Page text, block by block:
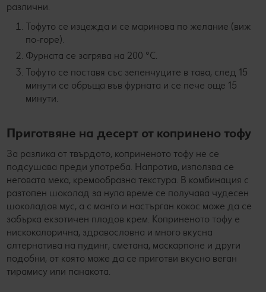
различни.
Тофуто се изцежда и се маринова по желание (виж
по-горе).
Фурната се загрява на 200 °C.
Тофуто се поставя със зеленчуците в тава, след 15
минути се обръща във фурната и се пече още 15
минути.
Приготвяне на десерт от копринено тофу
За разлика от твърдото, коприненото тофу не се
подсушава преди употреба. Напротив, използва се
неговата мека, кремообразна текстура. В комбинация с
разтопен шоколад за нула време се получава чудесен
шоколадов мус, а с манго и настърган кокос може да се
забърка екзотичен плодов крем. Коприненото тофу е
нискокалорична, здравословна и много вкусна
алтернатива на пудинг, сметана, маскарпоне и други
подобни, от която може да се приготви вкусно веган
тирамису или панакота.